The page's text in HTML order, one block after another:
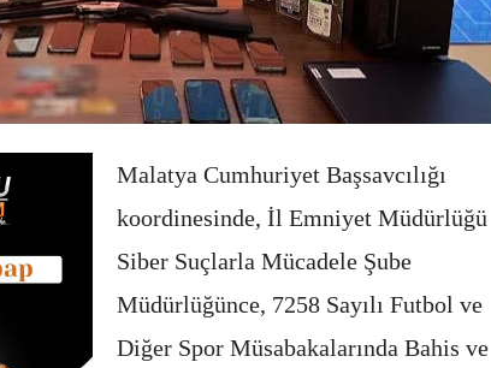
Malatya Cumhuriyet Başsavcılığı
koordinesinde, İl Emniyet Müdürlüğü
Siber Suçlarla Mücadele Şube
Müdürlüğünce, 7258 Sayılı Futbol ve
Diğer Spor Müsabakalarında Bahis ve